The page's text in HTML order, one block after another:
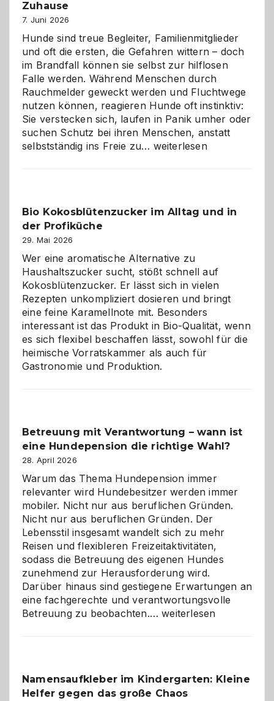
Zuhause
7. Juni 2026
Hunde sind treue Begleiter, Familienmitglieder
und oft die ersten, die Gefahren wittern – doch
im Brandfall können sie selbst zur hilflosen
Falle werden. Während Menschen durch
Rauchmelder geweckt werden und Fluchtwege
nutzen können, reagieren Hunde oft instinktiv:
Sie verstecken sich, laufen in Panik umher oder
suchen Schutz bei ihren Menschen, anstatt
selbstständig ins Freie zu… Wenn
Gefahr
für
Hunde
im
eigenen
Zuhause
weiterlesen
Bio Kokosblütenzucker im Alltag und in
der Profiküche
29. Mai 2026
Wer eine aromatische Alternative zu
Haushaltszucker sucht, stößt schnell auf
Kokosblütenzucker. Er lässt sich in vielen
Rezepten unkompliziert dosieren und bringt
eine feine Karamellnote mit. Besonders
interessant ist das Produkt in Bio-Qualität, wenn
es sich flexibel beschaffen lässt, sowohl für die
heimische Vorratskammer als auch für
Gastronomie und Produktion.
Betreuung mit Verantwortung – wann ist
eine Hundepension die richtige Wahl?
28. April 2026
Warum das Thema Hundepension immer
relevanter wird Hundebesitzer werden immer
mobiler. Nicht nur aus beruflichen Gründen.
Nicht nur aus beruflichen Gründen. Der
Lebensstil insgesamt wandelt sich zu mehr
Reisen und flexibleren Freizeitaktivitäten,
sodass die Betreuung des eigenen Hundes
zunehmend zur Herausforderung wird.
Darüber hinaus sind gestiegene Erwartungen an
eine fachgerechte und verantwortungsvolle
Betreuung zu beobachten.…Betreuung
ist
eine
weiterlesen
Namensaufkleber im Kindergarten: Kleine
Helfer gegen das große Chaos